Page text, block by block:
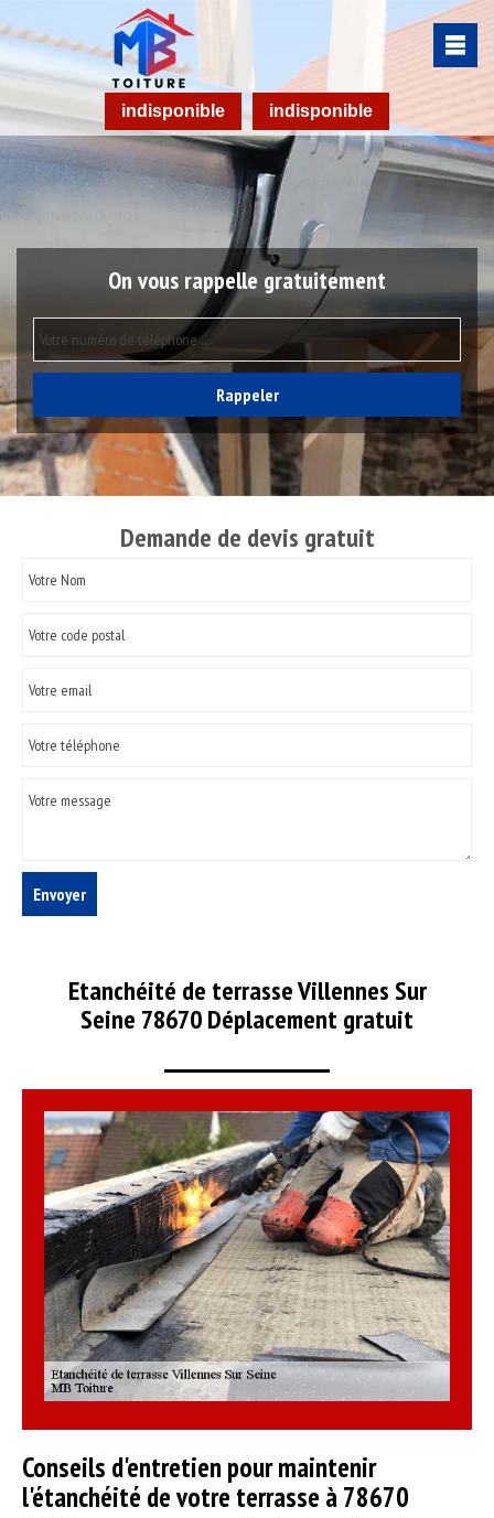
indisponible indisponible
On vous rappelle gratuitement
Demande de devis gratuit
Etanchéité de terrasse Villennes Sur
Seine 78670 Déplacement gratuit
Conseils d'entretien pour maintenir
l'étanchéité de votre terrasse à 78670